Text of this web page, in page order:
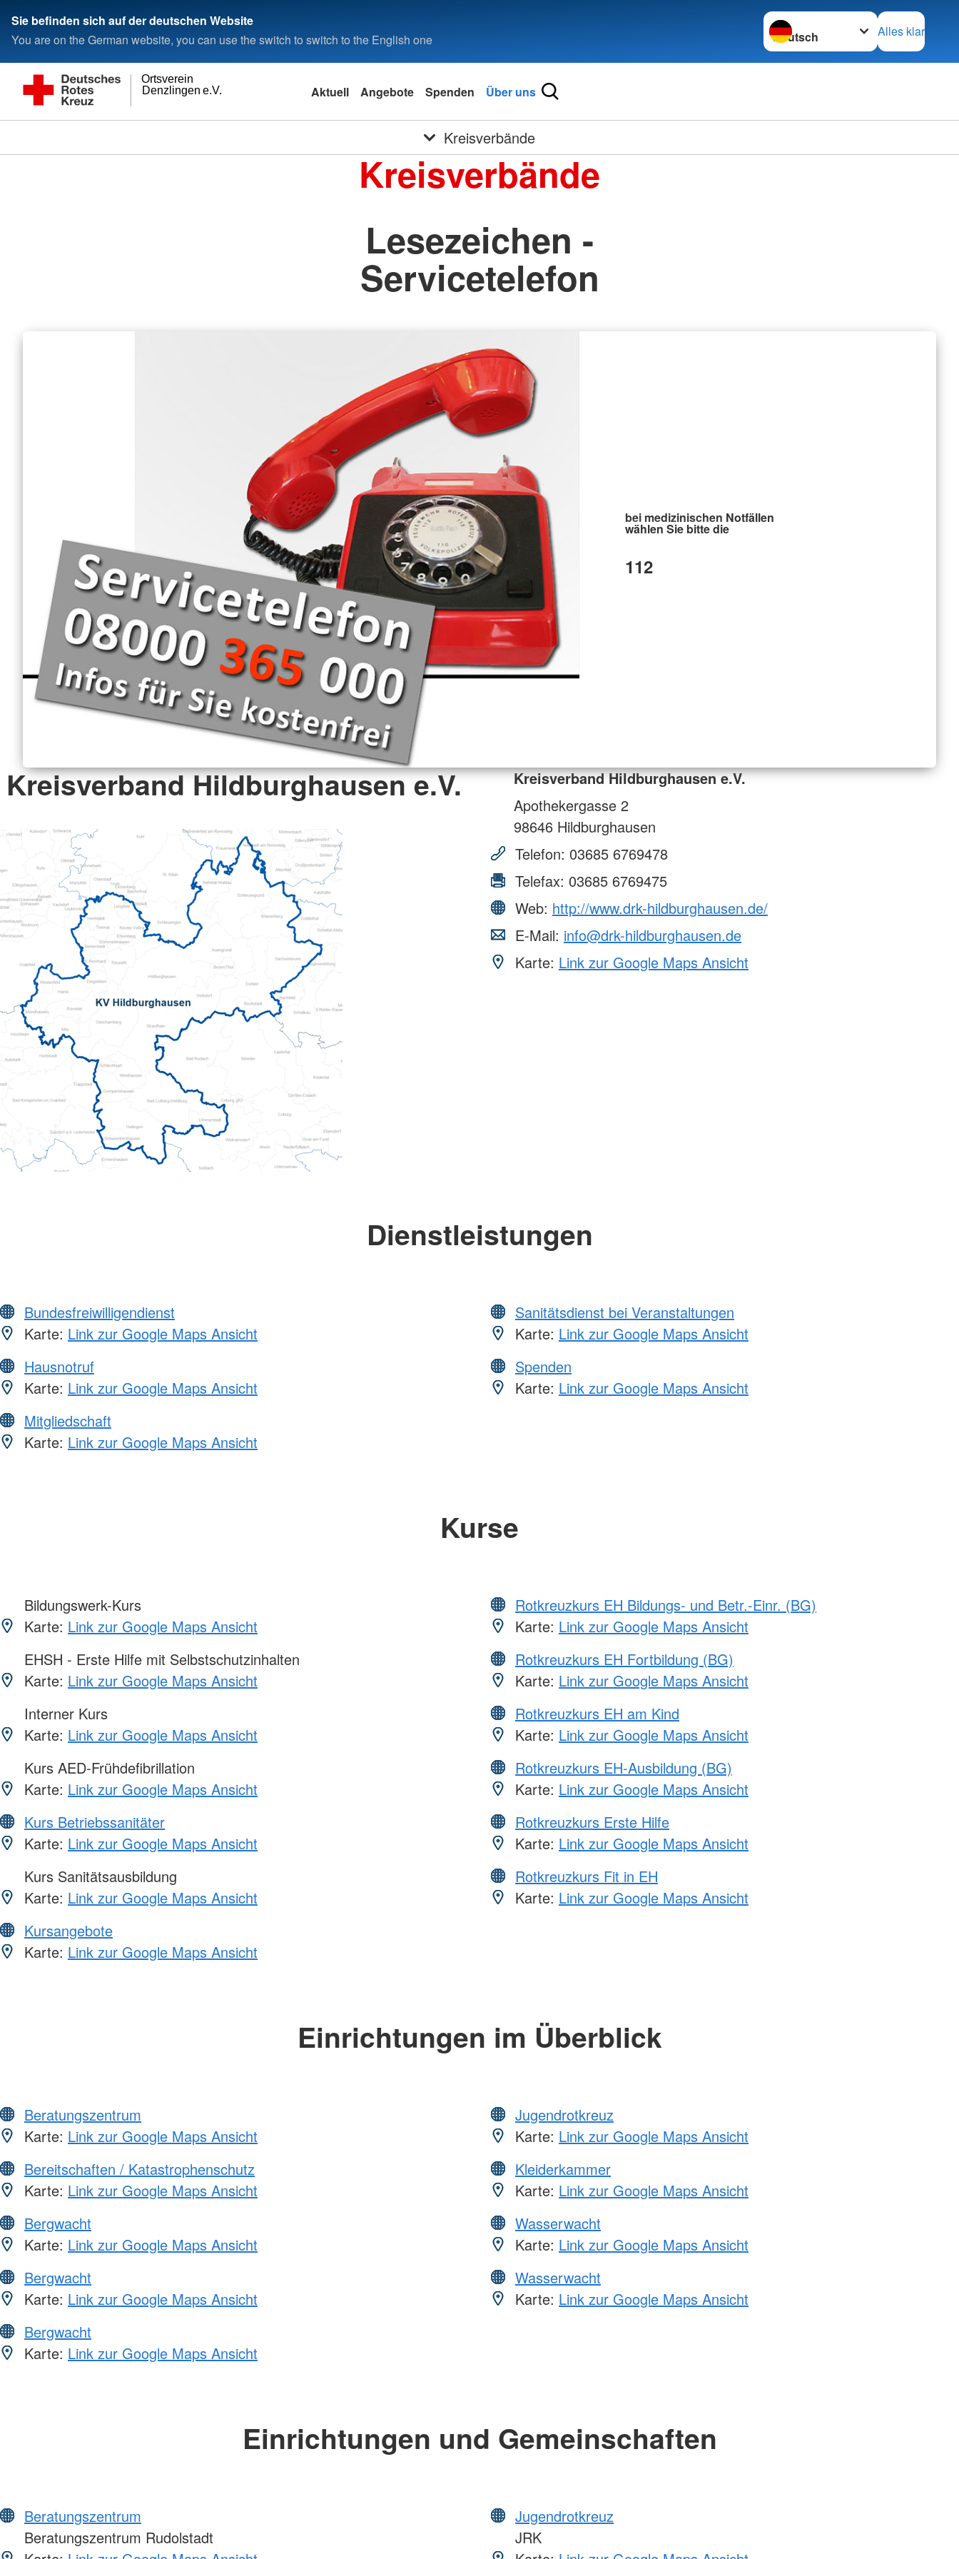
Sie befinden sich auf der deutschen Website
You are on the German website, you can use the switch to switch to the English one
Sprache wechseln zu
Alles klar
Denzlingen e.V.
Ortsverein
Aktuell Angebote Spenden Über uns
Kreisverbände
Kreisverbände
Lesezeichen -
Servicetelefon
bei medizinischen Notfällen
wählen Sie bitte die
112
Kreisverband Hildburghausen e.V.
Kreisverband Hildburghausen e.V.
Apothekergasse 2
98646 Hildburghausen
Telefon: 03685 6769478
Telefax: 03685 6769475
Web: http://www.drk-hildburghausen.de/
E-Mail: info@drk-hildburghausen.de
Karte: Link zur Google Maps Ansicht
Dienstleistungen
Bundesfreiwilligendienst
Karte: Link zur Google Maps Ansicht
Hausnotruf
Karte: Link zur Google Maps Ansicht
Mitgliedschaft
Karte: Link zur Google Maps Ansicht
Sanitätsdienst bei Veranstaltungen
Karte: Link zur Google Maps Ansicht
Spenden
Karte: Link zur Google Maps Ansicht
Kurse
Bildungswerk-Kurs
Karte: Link zur Google Maps Ansicht
EHSH - Erste Hilfe mit Selbstschutzinhalten
Karte: Link zur Google Maps Ansicht
Interner Kurs
Karte: Link zur Google Maps Ansicht
Kurs AED-Frühdefibrillation
Karte: Link zur Google Maps Ansicht
Kurs Betriebssanitäter
Karte: Link zur Google Maps Ansicht
Kurs Sanitätsausbildung
Karte: Link zur Google Maps Ansicht
Kursangebote
Karte: Link zur Google Maps Ansicht
Rotkreuzkurs EH Bildungs- und Betr.-Einr. (BG)
Karte: Link zur Google Maps Ansicht
Rotkreuzkurs EH Fortbildung (BG)
Karte: Link zur Google Maps Ansicht
Rotkreuzkurs EH am Kind
Karte: Link zur Google Maps Ansicht
Rotkreuzkurs EH-Ausbildung (BG)
Karte: Link zur Google Maps Ansicht
Rotkreuzkurs Erste Hilfe
Karte: Link zur Google Maps Ansicht
Rotkreuzkurs Fit in EH
Karte: Link zur Google Maps Ansicht
Einrichtungen im Überblick
Beratungszentrum
Karte: Link zur Google Maps Ansicht
Bereitschaften / Katastrophenschutz
Karte: Link zur Google Maps Ansicht
Bergwacht
Karte: Link zur Google Maps Ansicht
Bergwacht
Karte: Link zur Google Maps Ansicht
Bergwacht
Karte: Link zur Google Maps Ansicht
Jugendrotkreuz
Karte: Link zur Google Maps Ansicht
Kleiderkammer
Karte: Link zur Google Maps Ansicht
Wasserwacht
Karte: Link zur Google Maps Ansicht
Wasserwacht
Karte: Link zur Google Maps Ansicht
Einrichtungen und Gemeinschaften
Beratungszentrum
Beratungszentrum Rudolstadt
Jugendrotkreuz
JRK